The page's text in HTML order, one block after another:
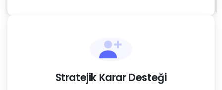
Stratejik Karar Desteği